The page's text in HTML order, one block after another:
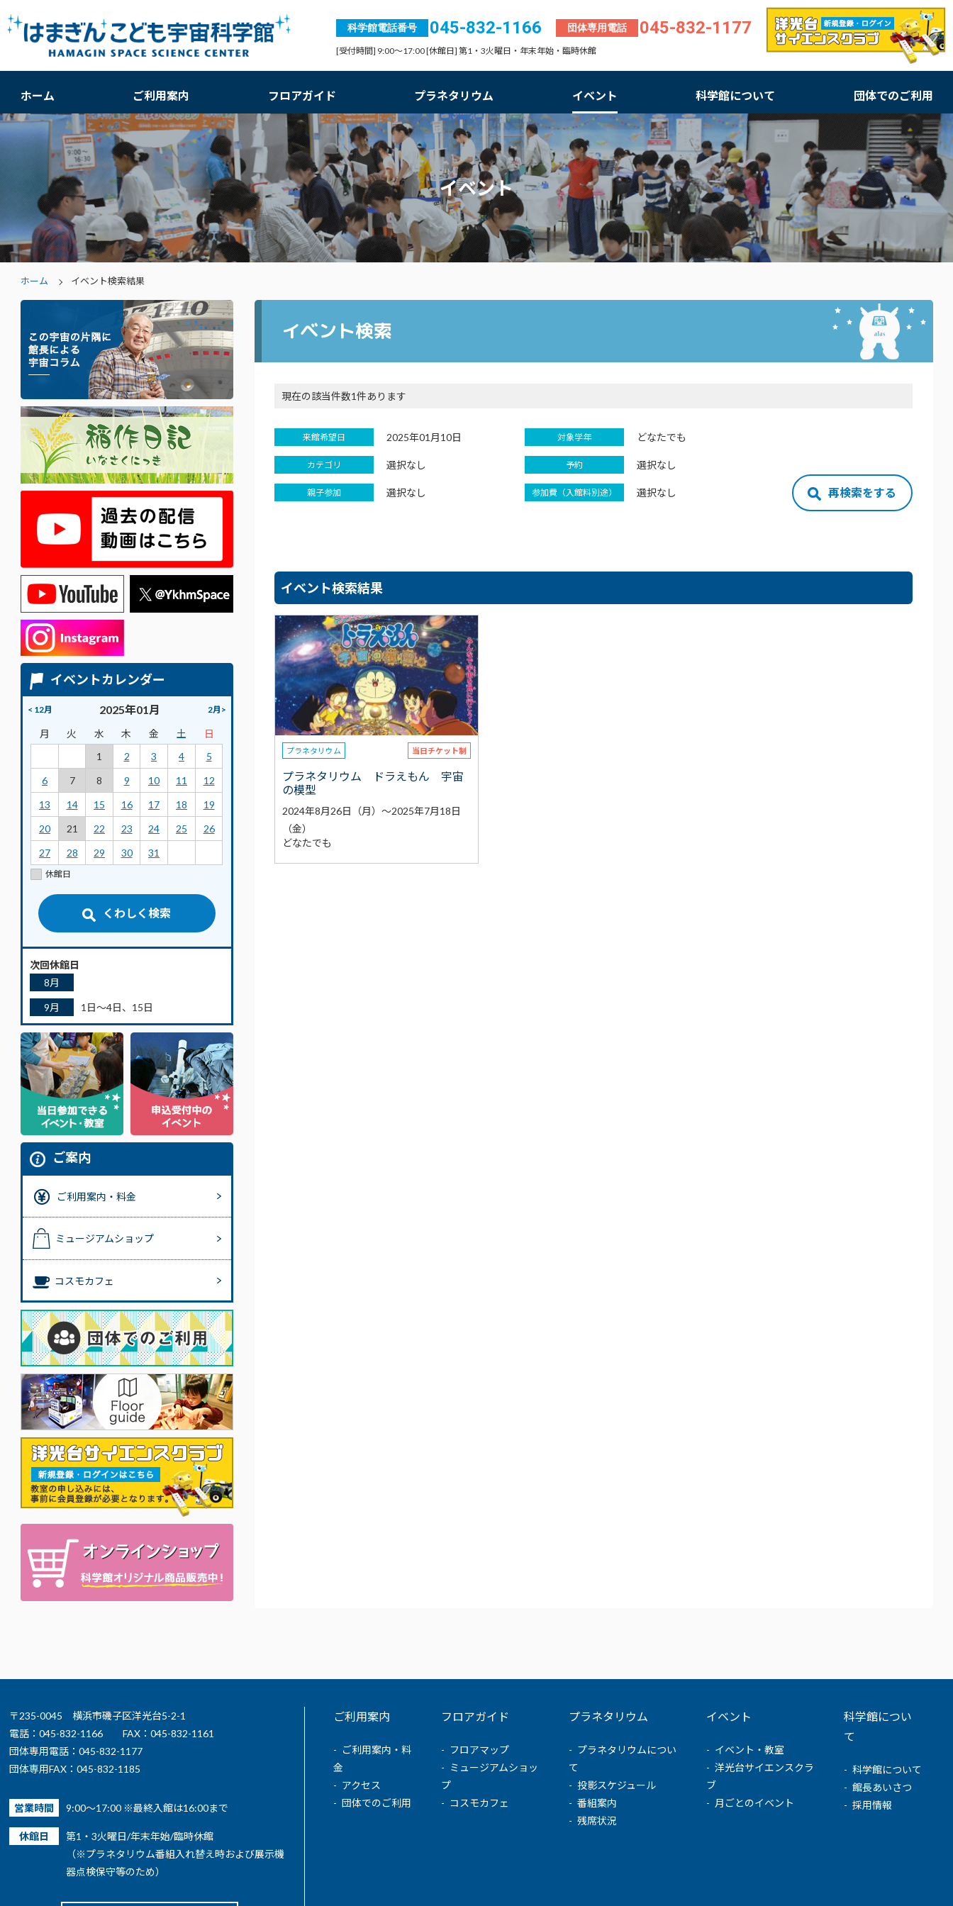
科学館電話番号 045-832-1166 団体専用電話 045-832-1177
[受付時間] 9:00～17:00 [休館日] 第1・3火曜日・年末年始・臨時休館
ホーム ご利用案内 フロアガイド プラネタリウム イベント 科学館について 団体でのご利用
イベント
ホーム イベント検索結果
イベントカレンダー
< 12月 2025年01月 2月>
月 火 水 木 金 土
日
1
2 3 4
5
6
7 8 9 10 11
12
13
14 15 16 17 18
19
20
21 22 23 24 25
26
27
28 29 30 31
休館日
くわしく検索
次回休館日
8月
9月 1日～4日、15日
ご案内
ご利用案内・料金
ミュージアムショップ
コスモカフェ
イベント検索
現在の該当件数1件あります
来館希望日 2025年01月10日
カテゴリ 選択なし
親子参加 選択なし
対象学年 どなたでも
予約 選択なし
参加費（入館料別途） 選択なし 再検索をする
イベント検索結果
プラネタリウム 当日チケット制
プラネタリウム ドラえもん 宇宙
の模型
2024年8月26日（月）～2025年7月18日
（金）
どなたでも
〒235-0045 横浜市磯子区洋光台5-2-1
電話：045-832-1166
FAX：045-832-1161
団体専用電話：045-832-1177
団体専用FAX：045-832-1185
営業時間 9:00～17:00 ※最終入館は16:00まで
休館日
第1・3火曜日/年末年始/臨時休館
（※プラネタリウム番組入れ替え時および展示機
器点検保守等のため）
ご利用案内
ご利用案内・料
金
アクセス
団体でのご利用
フロアガイド
フロアマップ
ミュージアムショッ
プ
コスモカフェ
プラネタリウム
プラネタリウムについ
て
投影スケジュール
番組案内
残席状況
イベント
イベント・教室
洋光台サイエンスクラ
ブ
月ごとのイベント
科学館につい
て
科学館について
館長あいさつ
採用情報